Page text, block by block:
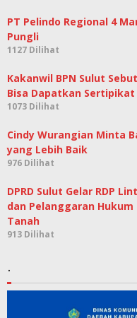
PT Pelindo Regional 4
Pungli
1127 Dilihat
Kakanwil BPN Sulut
Bisa Dapatkan
1073 Dilihat
Cindy Wurangian Minta
yang Lebih Baik
976 Dilihat
DPRD Sulut Gelar RDP
dan Pelanggaran
Tanah
913 Dilihat
.